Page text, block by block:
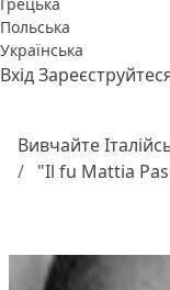
Польська
Українська
Вхід
Вивчайте
"Il fu Mattia